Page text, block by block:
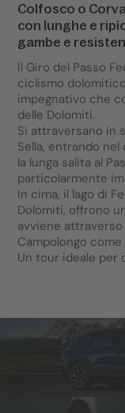
Colfosco o
con lunghe e
gambe e
Il Giro del Passo
ciclismo
impegnativo che
delle Dolomiti.
Si attraversano in
Sella, entrando nel
la lunga salita al
particolarmente
In cima, il lago di
Dolomiti, offrono
avviene attraverso
Campolongo
Un tour ideale per